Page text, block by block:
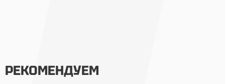
РЕКОМЕНДУЕМ